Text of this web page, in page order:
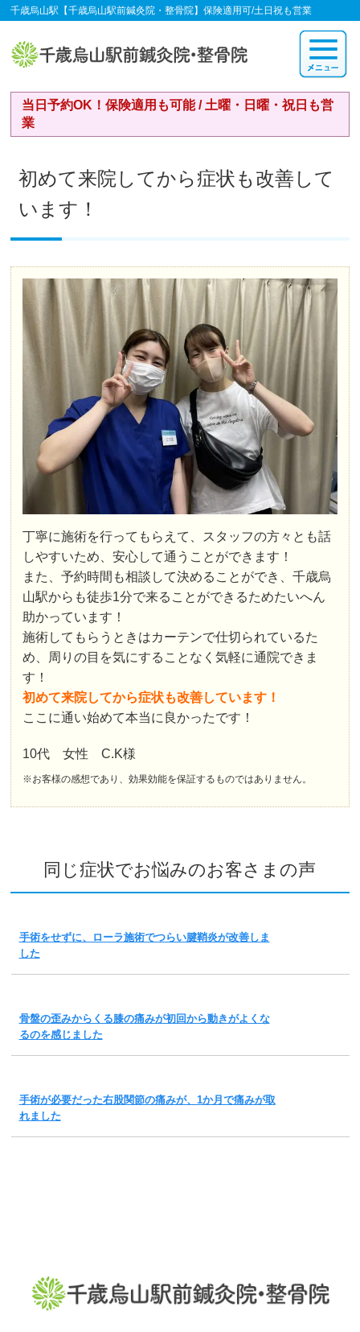
千歳烏山駅【千歳烏山駅前鍼灸院・整骨院】保険適用可/土日祝も営業
当日予約OK！保険適用も可能 / 土曜・日曜・祝日も営
業
初めて来院してから症状も改善して
います！
丁寧に施術を行ってもらえて、スタッフの方々とも話
しやすいため、安心して通うことができます！
また、予約時間も相談して決めることができ、千歳烏
山駅からも徒歩1分で来ることができるためたいへん
助かっています！
施術してもらうときはカーテンで仕切られているた
め、周りの目を気にすることなく気軽に通院できま
す！
初めて来院してから症状も改善しています！
ここに通い始めて本当に良かったです！
10代 女性 C.K様
※お客様の感想であり、効果効能を保証するものではありません。
同じ症状でお悩みのお客さまの声
手術をせずに、ローラ施術でつらい腱鞘炎が改善しま
した
骨盤の歪みからくる膝の痛みが初回から動きがよくな
るのを感じました
手術が必要だった右股関節の痛みが、1か月で痛みが取
れました